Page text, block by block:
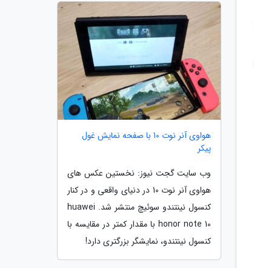
هواوی آنر نوت 10 با صفحه نمایش غول
پیکر
وب سایت گجت نیوز: نخستین عکس های
هواوی آنر نوت 10 در دنیای واقعی و در کنار
کنسول نینتندو سوئیچ منتشر شد. huawei
honor note 10 با مقدار کمتر در مقایسه با
کنسول نینتندو، نمایشگر بزرگتری دارد!